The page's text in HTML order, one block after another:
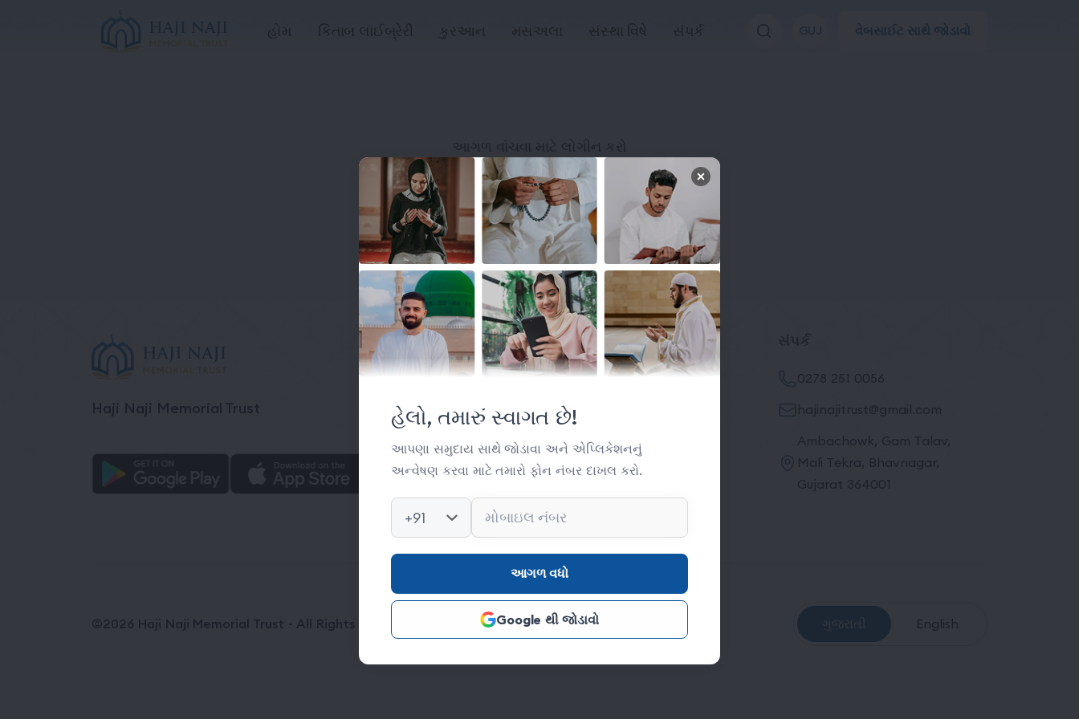
હોમ કિતાબ લાઈબ્રેરી કુરઆન મસઅલા સંસ્થા વિષે સંપર્ક GUJ વેબસાઈટ સાથે જોડાવો
આગળ વાંચવા માટે લોગીન કરો
લોગિન
Haji Naji Memorial Trust
લિંક્સ
મહત્વપૂર્ણ લિંક્સ
સંપર્ક
કિતાબ લાઈબ્રેરી
ફોટો ગેલેરી
0278 251 0056
hajinajitrust@gmail.com
Ambachowk, Gam Talav,
Mali Tekra, Bhavnagar,
Gujarat 364001
©2026 Haji Naji Memorial Trust - All Rights Reserved Credits: ગુજરાતી English
હેલો, તમારું સ્વાગત છે!
આપણા સમુદાય સાથે જોડાવા અને એપ્લિકેશનનું
અન્વેષણ કરવા માટે તમારો ફોન નંબર દાખલ કરો.
+91
આગળ વધો
Google થી જોડાવો